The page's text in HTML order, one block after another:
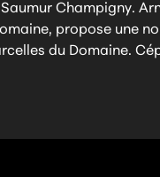
Champigny.
propose une
du Domaine.